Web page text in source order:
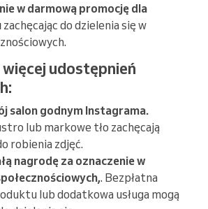
w darmową promocję dla
zachęcając do dzielenia się w
udostępnień
salon godnym Instagrama.
lub markowe tło zachęcają
robienia zdjęć.
nagrodę za oznaczenie w
. Bezpłatna
lub dodatkowa usługa mogą